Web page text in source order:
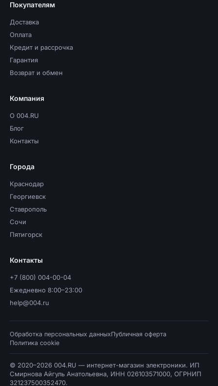
Покупателям
Доставка
Оплата
Кредит и рассрочка
Гарантия
Возврат и обмен
Компания
О 004.RU
Блог
Контакты
Города
Краснодар
Георгиевск
Ставрополь
Сочи
Пятигорск
Контакты
+7 (800) 004-00-04
Ежедневно 8:00–23:00
help@004.ru
Обработка персональных данныхПубличная оферта
Политика cookie
© 2020–2026 004.RU — интернет-магазин электроники. ИП
Смирнова Айгуль Анатольевна, ИНН 026103571000, ОГРНИП
321237500352470.